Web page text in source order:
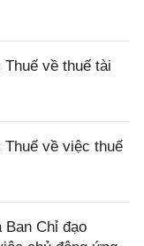
về thuế tài
Thuế về việc thuế
Ban Chỉ đạo